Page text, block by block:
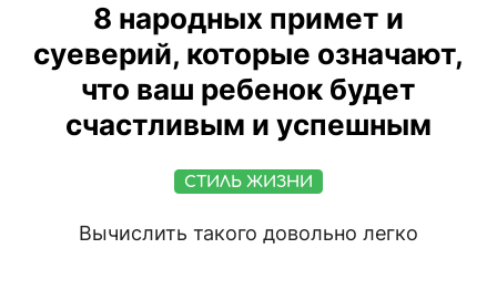
8 народных примет и
суеверий, которые означают,
что ваш ребенок будет
счастливым и успешным
СТИЛЬ ЖИЗНИ
Вычислить такого довольно легко